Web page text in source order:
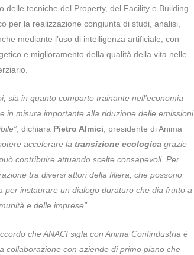
delle tecniche del Property, del Facility e Building
per la realizzazione congiunta di studi, analisi,
mediante l’uso di intelligenza artificiale, con
e miglioramento della qualità della vita nelle
sia in quanto comparto trainante nell’economia
in misura importante alla riduzione delle emissioni
, dichiara Pietro Almici, presidente di Anima
accelerare la transizione ecologica grazie
contribuire attuando scelte consapevoli. Per
tra diversi attori della filiera, che possono
instaurare un dialogo duraturo che dia frutto a
e delle imprese”.
che ANACI sigla con Anima Confindustria è
collaborazione con aziende di primo piano che